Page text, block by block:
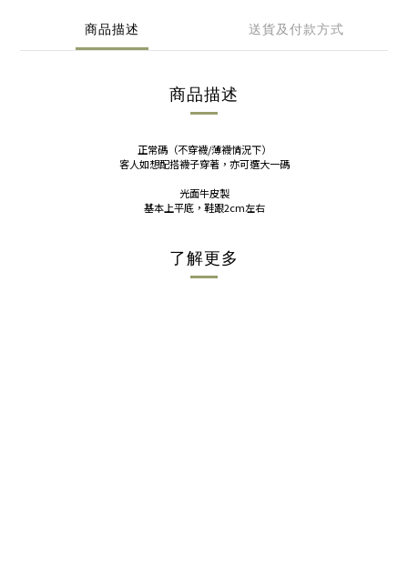
商品描述 送貨及付款方式
商品描述
正常碼（不穿襪/薄襪情況下）
客人如想配搭襪子穿著，亦可選大一碼
光面牛皮製
基本上平底，鞋跟2cm左右
了解更多